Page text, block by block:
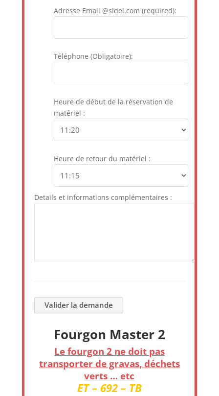
Adresse Email @sidel.com (required):
Téléphone (Obligatoire):
Heure de début de la réservation de
matériel :
Heure de retour du matériel :
Details et informations complémentaires :
Fourgon Master 2
Le fourgon 2 ne doit pas
transporter de gravas, déchets
verts … etc
ET – 692 – TB